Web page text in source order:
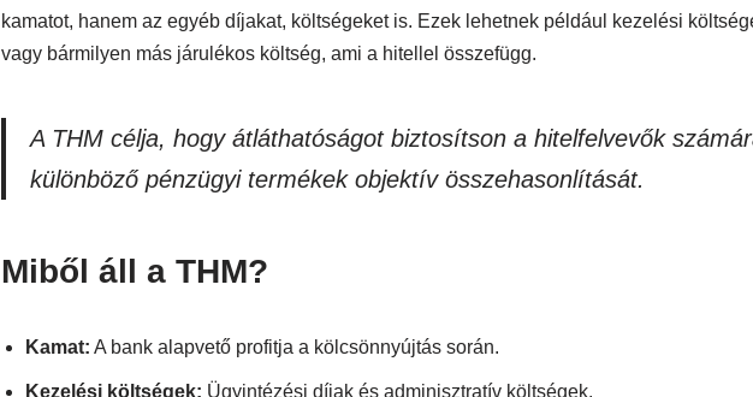
kamatot, hanem az egyéb díjakat, költségeket is. Ezek lehetnek például kezelési
vagy bármilyen más járulékos költség, ami a hitellel összefügg.
A THM célja, hogy átláthatóságot biztosítson a hitelfelvevők
különböző pénzügyi termékek objektív összehasonlítását.
Miből áll a THM?
Kamat: A bank alapvető profitja a kölcsönnyújtás során.
Kezelési költségek: Ügyintézési díjak és adminisztratív költségek.